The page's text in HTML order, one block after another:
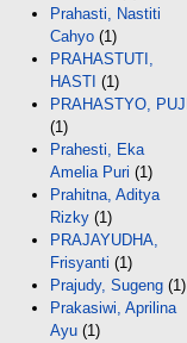
Prahasti, Nastiti
Cahyo (1)
PRAHASTUTI,
HASTI (1)
PRAHASTYO, PUJI
(1)
Prahesti, Eka
Amelia Puri (1)
Prahitna, Aditya
Rizky (1)
PRAJAYUDHA,
Frisyanti (1)
Prajudy, Sugeng (1)
Prakasiwi, Aprilina
Ayu (1)